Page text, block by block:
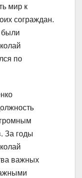
мир к
сограждан.
были
по
За годы
важных